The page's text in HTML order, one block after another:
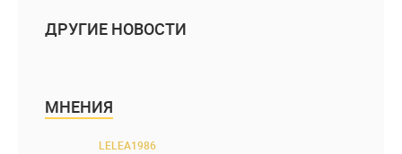
ДРУГИЕ НОВОСТИ
МНЕНИЯ
LELEA1986